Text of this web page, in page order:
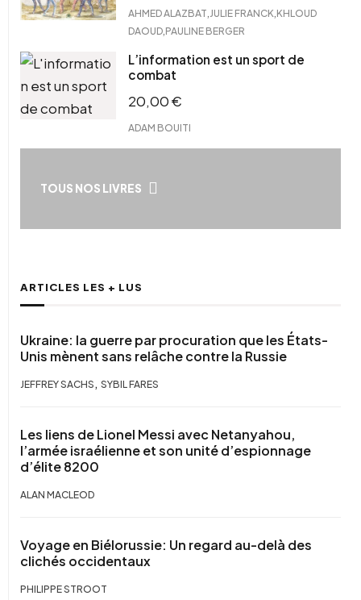
AHMED ALAZBAT JULIE FRANCK KHLOUD
DAOUD PAULINE BERGER
L’information est un sport de
combat
20,00€
ADAM BOUITI
TOUS NOS LIVRES
ARTICLES LES + LUS
Ukraine: la guerre par procuration que les États-
Unis mènent sans relâche contre la Russie
JEFFREY SACHS , SYBIL FARES
Les liens de Lionel Messi avec Netanyahou,
l’armée israélienne et son unité d’espionnage
d’élite 8200
ALAN MACLEOD
Voyage en Biélorussie: Un regard au-delà des
clichés occidentaux
PHILIPPE STROOT